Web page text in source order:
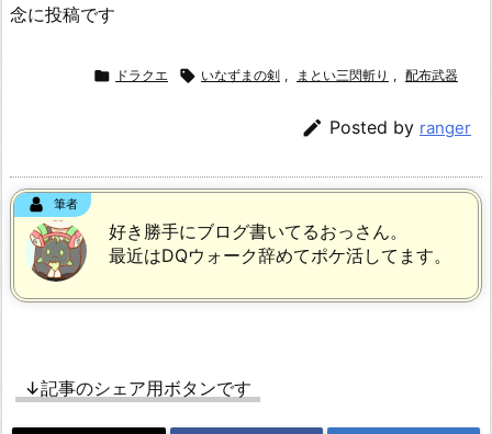
念に投稿です
 ドラクエ  いなずまの剣 , まとい三閃斬り , 配布武器
 Posted by ranger
筆者
好き勝手にブログ書いてるおっさん。
最近はDQウォーク辞めてポケ活してます。
↓記事のシェア用ボタンです